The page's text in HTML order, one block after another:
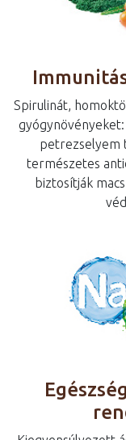
Spirulinát,
petrezselyem
természetes
biztosítják